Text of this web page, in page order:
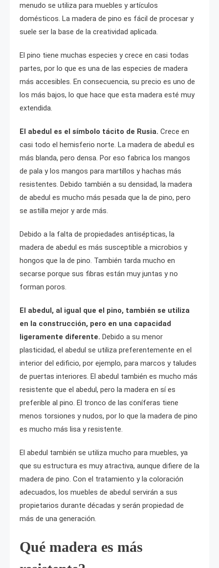
menudo se utiliza para muebles y artículos
domésticos. La madera de pino es fácil de procesar y
suele ser la base de la creatividad aplicada.
El pino tiene muchas especies y crece en casi todas
partes, por lo que es una de las especies de madera
más accesibles. En consecuencia, su precio es uno de
los más bajos, lo que hace que esta madera esté muy
extendida.
El abedul es el símbolo tácito de Rusia. Crece en
casi todo el hemisferio norte. La madera de abedul es
más blanda, pero densa. Por eso fabrica los mangos
de pala y los mangos para martillos y hachas más
resistentes. Debido también a su densidad, la madera
de abedul es mucho más pesada que la de pino, pero
se astilla mejor y arde más.
Debido a la falta de propiedades antisépticas, la
madera de abedul es más susceptible a microbios y
hongos que la de pino. También tarda mucho en
secarse porque sus fibras están muy juntas y no
forman poros.
El abedul, al igual que el pino, también se utiliza
en la construcción, pero en una capacidad
ligeramente diferente. Debido a su menor
plasticidad, el abedul se utiliza preferentemente en el
interior del edificio, por ejemplo, para marcos y taludes
de puertas interiores. El abedul también es mucho más
resistente que el abedul, pero la madera en sí es
preferible al pino. El tronco de las coníferas tiene
menos torsiones y nudos, por lo que la madera de pino
es mucho más lisa y resistente.
El abedul también se utiliza mucho para muebles, ya
que su estructura es muy atractiva, aunque difiere de la
madera de pino. Con el tratamiento y la coloración
adecuados, los muebles de abedul servirán a sus
propietarios durante décadas y serán propiedad de
más de una generación.
Qué madera es más